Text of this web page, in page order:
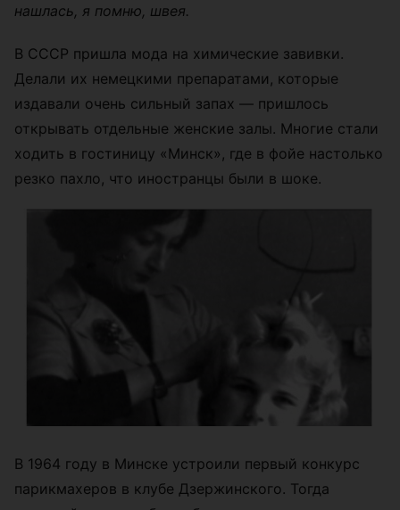
нашлась, я помню, швея.
В СССР пришла мода на химические завивки.
Делали их немецкими препаратами, которые
издавали очень сильный запах — пришлось
открывать отдельные женские залы. Многие стали
ходить в гостиницу «Минск», где в фойе настолько
резко пахло, что иностранцы были в шоке.
В 1964 году в Минске устроили первый конкурс
парикмахеров в клубе Дзержинского. Тогда